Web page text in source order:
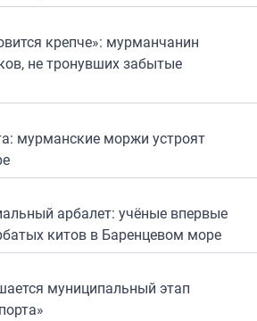
крепче»: мурманчанин
не тронувших забытые
мурманские моржи устроят
арбалет: учёные впервые
китов в Баренцевом море
муниципальный этап